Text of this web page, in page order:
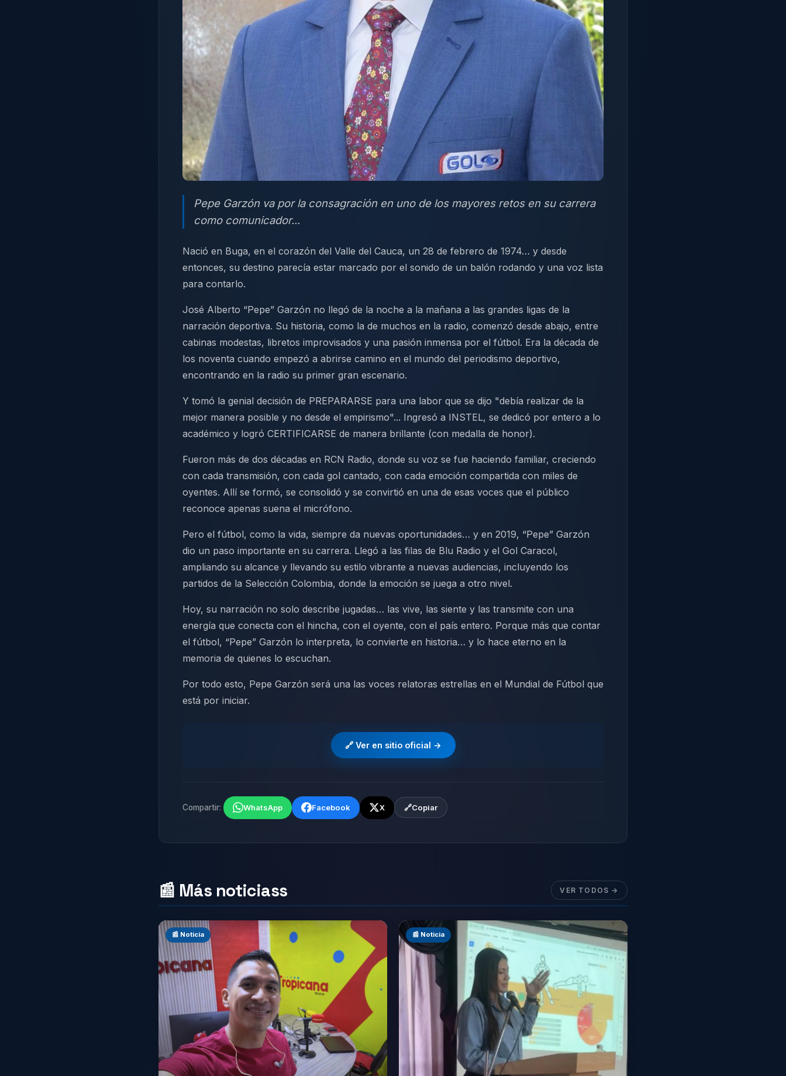
Pepe Garzón va por la consagración en uno de los mayores retos en su carrera
como comunicador...
Nació en Buga, en el corazón del Valle del Cauca, un 28 de febrero de 1974… y desde
entonces, su destino parecía estar marcado por el sonido de un balón rodando y una voz lista
para contarlo.
José Alberto “Pepe” Garzón no llegó de la noche a la mañana a las grandes ligas de la
narración deportiva. Su historia, como la de muchos en la radio, comenzó desde abajo, entre
cabinas modestas, libretos improvisados y una pasión inmensa por el fútbol. Era la década de
los noventa cuando empezó a abrirse camino en el mundo del periodismo deportivo,
encontrando en la radio su primer gran escenario.
Y tomó la genial decisión de PREPARARSE para una labor que se dijo "debía realizar de la
mejor manera posible y no desde el empirismo"... Ingresó a INSTEL, se dedicó por entero a lo
académico y logró CERTIFICARSE de manera brillante (con medalla de honor).
Fueron más de dos décadas en RCN Radio, donde su voz se fue haciendo familiar, creciendo
con cada transmisión, con cada gol cantado, con cada emoción compartida con miles de
oyentes. Allí se formó, se consolidó y se convirtió en una de esas voces que el público
reconoce apenas suena el micrófono.
Pero el fútbol, como la vida, siempre da nuevas oportunidades… y en 2019, “Pepe” Garzón
dio un paso importante en su carrera. Llegó a las filas de Blu Radio y el Gol Caracol,
ampliando su alcance y llevando su estilo vibrante a nuevas audiencias, incluyendo los
partidos de la Selección Colombia, donde la emoción se juega a otro nivel.
Hoy, su narración no solo describe jugadas… las vive, las siente y las transmite con una
energía que conecta con el hincha, con el oyente, con el país entero. Porque más que contar
el fútbol, “Pepe” Garzón lo interpreta, lo convierte en historia… y lo hace eterno en la
memoria de quienes lo escuchan.
Por todo esto, Pepe Garzón será una las voces relatoras estrellas en el Mundial de Fútbol que
está por iniciar.
🔗 Ver en sitio oficial →
Compartir: WhatsApp Facebook X 🔗Copiar
📰 Más noticiass VER TODOS →
📰 Noticia 📰 Noticia